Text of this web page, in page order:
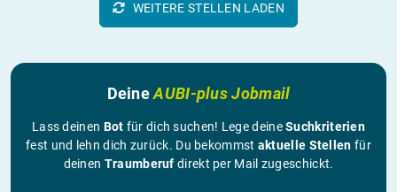
WEITERE STELLEN LADEN
DeineAUBI-plus Jobmail
Lass deinen Bot für dich suchen! Lege deineSuchkriterien
fest und lehn dich zurück. Du bekommst aktuelle Stellen für
deinen Traumberuf direkt per Mail zugeschickt.